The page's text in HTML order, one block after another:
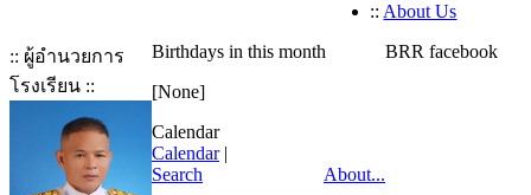
:: About Us
:: ผู้อำนวยการ
โรงเรียน ::
Birthdays in this month
[None]
Calendar
Calendar |
Search
About...
BRR facebook